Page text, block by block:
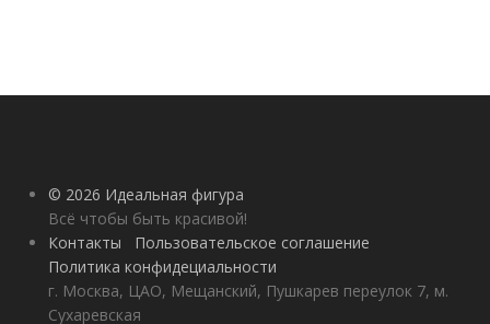
© 2026 Идеальная фигура
Всё чтобы быть красивой!
Контакты
Пользовательское соглашение
Политика конфидециальности
г. Москва, ЦАО, Мещанский, Пушкарев переулок 7, м.
Сухаревская